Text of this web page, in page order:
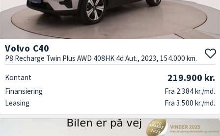
Volvo C40
P8 Recharge Twin Plus AWD 408HK 4d Aut., 2023, 154.000 km.
Kontant 219.900 kr.
Finansiering
Fra 2.384 kr./md.
Leasing
Fra 3.500 kr./md.